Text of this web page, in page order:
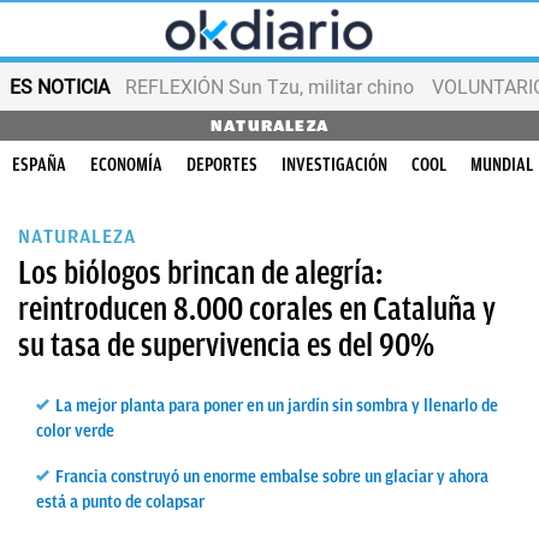
ES NOTICIA REFLEXIÓN Sun Tzu, militar chino
NATURALEZA
ESPAÑA ECONOMÍA DEPORTES INVESTIGACIÓN COOL MUNDIAL
NATURALEZA
Los biólogos brincan de alegría:
reintroducen 8.000 corales en Cataluña y
su tasa de supervivencia es del 90%
La mejor planta para poner en un jardín sin sombra y llenarlo de
color verde
Francia construyó un enorme embalse sobre un glaciar y ahora
está a punto de colapsar